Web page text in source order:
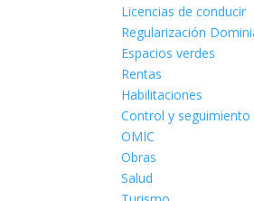
Licencias de conducir
Regularización
Espacios verdes
Rentas
Habilitaciones
Control y seguimiento
OMIC
Obras
Salud